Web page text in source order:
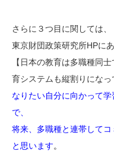
さらに３つ目に関しては、
東京財団政策研究所HPにあ
【日本の教育は多職種同
育システムも縦割りになっ
なりたい自分に向かって
で、
将来、多職種と連帯して
と思います。